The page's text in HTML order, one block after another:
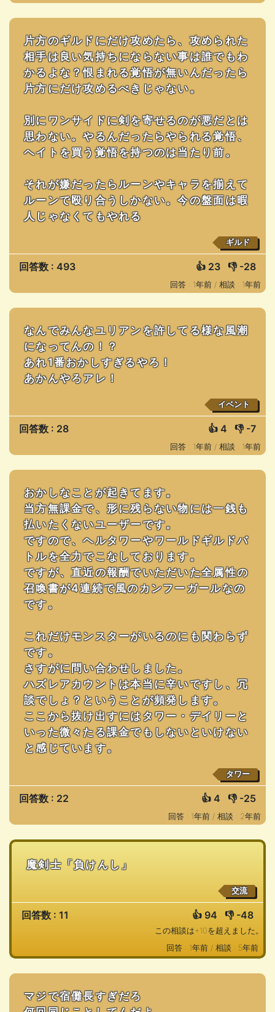
片方のギルドにだけ攻めたら、攻められた
相手は良い気持ちにならない事は誰でもわ
かるよな？恨まれる覚悟が無いんだったら
片方にだけ攻めるべきじゃない。
別にワンサイドに剣を寄せるのが悪だとは
思わない。やるんだったらやられる覚悟、
ヘイトを買う覚悟を持つのは当たり前。
それが嫌だったらルーンやキャラを揃えて
ルーンで殴り合うしかない。今の盤面は暇
人じゃなくてもやれる
ギルド
回答数 : 493 👍 23 👎 -28
回答 : 1年前 / 相談 : 1年前
なんでみんなユリアンを許してる様な風潮
になってんの！？
あれ1番おかしすぎるやろ！
あかんやろアレ！
イベント
回答数 : 28 👍 4 👎 -7
回答 : 1年前 / 相談 : 1年前
おかしなことが起きてます。
当方無課金で、形に残らない物には一銭も
払いたくないユーザーです。
ですので、ヘルタワーやワールドギルドバ
トルを全力でこなしております。
ですが、直近の報酬でいただいた全属性の
召喚書が4連続で風のカンフーガールなの
です。
これだけモンスターがいるのにも関わらず
です。
さすがに問い合わせしました。
ハズレアカウントは本当に辛いですし、冗
談でしょ？ということが頻発します。
ここから抜け出すにはタワー・デイリーと
いった微々たる課金でもしないといけない
と感じています。
タワー
回答数 : 22 👍 4 👎 -25
回答 : 1年前 / 相談 : 2年前
魔剣士「負けんし」
交流
回答数 : 11 👍 94 👎 -48
この相談は+10を超えました。
回答 : 1年前 / 相談 : 5年前
マジで宿儺長すぎだろ